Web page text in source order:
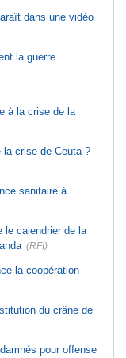
dans une vidéo
la guerre
à la crise de la
la crise de Ceuta ?
sanitaire à
le calendrier de la
(RFI)
la coopération
du crâne de
pour offense